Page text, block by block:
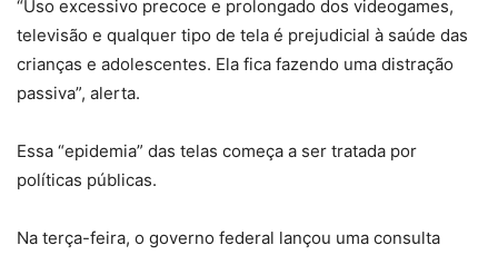
“Uso excessivo precoce e prolongado dos videogames,
televisão e qualquer tipo de tela é prejudicial à saúde das
crianças e adolescentes. Ela fica fazendo uma distração
passiva”, alerta.
Essa “epidemia” das telas começa a ser tratada por
políticas públicas.
Na terça-feira, o governo federal lançou uma consulta